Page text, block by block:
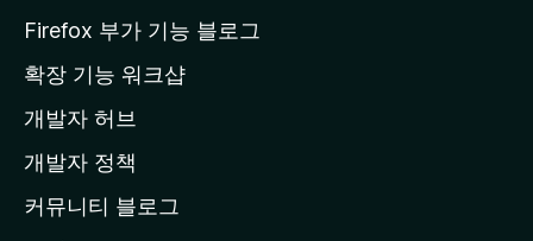
a
페
이
지
이
Firefox 부가 기능 블로그
확장 기능 워크샵
개발자 허브
개발자 정책
커뮤니티 블로그